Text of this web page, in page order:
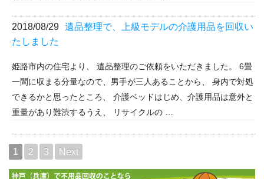
2018/08/29 遺品整理で、上級モデルの介護用品を回収い
たしました
姫路市内の住宅より、 遺品整理のご依頼をいただきました。 6畳
一間に収まる分量なので、男手が三人あることから、 身内で対処
できるかと思ったところ、 介護ベッドはじめ、介護用品は意外と
重量があり難渋するうえ、 リサイクルの …
1 2 3 Next